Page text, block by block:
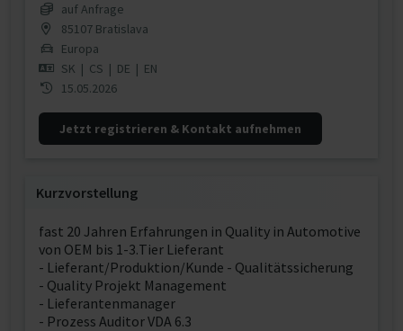
auf Anfrage
85107 Bratislava
Europa
SK | CS | DE | EN
15.05.2026
Jetzt registrieren & Kontakt aufnehmen
Kurzvorstellung
fast 20 Jahren Erfahrungen in Quality in Automotive
von OEM bis 1-3.Tier Lieferant
- Lieferant/Produktion/Kunde - Qualitätssicherung
- Quality Projekt Management
- Lieferantenmanager
- Prozess Auditor VDA 6.3